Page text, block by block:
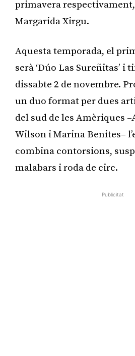
primavera
Margarida Xirgu.
Aquesta temporada, el
serà ‘Dúo Las Sureñitas’ i
dissabte 2 de novembre.
un duo format per dues
del sud de les Amèriques
Wilson i Marina Benites–
combina contorsions,
malabars i roda de circ.
Publicitat